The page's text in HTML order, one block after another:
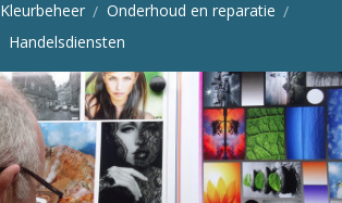
Kleurbeheer
Onderhoud en reparatie
Handelsdiensten